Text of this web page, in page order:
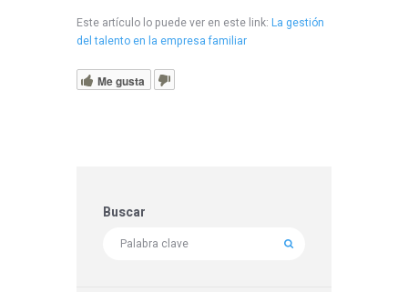
Este artículo lo puede ver en este link: La gestión
del talento en la empresa familiar
Me gusta
Buscar